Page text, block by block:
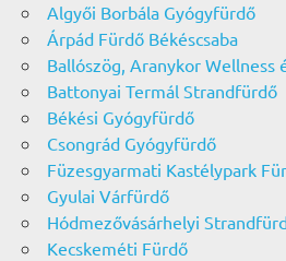
Algyői Borbála Gyógyfürdő
Árpád Fürdő Békéscsaba
Ballószög, Aranykor Wellness
Battonyai Termál Strandfürdő
Békési Gyógyfürdő
Csongrád Gyógyfürdő
Füzesgyarmati Kastélypark
Gyulai Várfürdő
Hódmezővásárhelyi
Kecskeméti Fürdő